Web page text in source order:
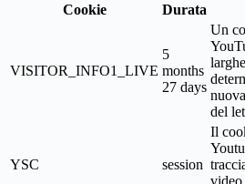
Cookie
Durata
VISITOR_INFO1_LIVE
5
months
27 days
Un
del
YSC session
Il